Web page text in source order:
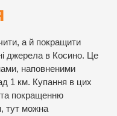
а й покращити
джерела в Косино. Це
наповненими
1 км. Купання в цих
та покращенню
тут можна